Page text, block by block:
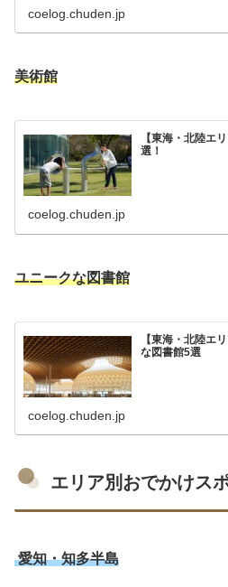
coelog.chuden.jp
美術館
【東海・北陸エ
選！
coelog.chuden.jp
ユニークな図書館
【東海・北陸エ
な図書館5選
coelog.chuden.jp
エリア別おでかけス
愛知・知多半島